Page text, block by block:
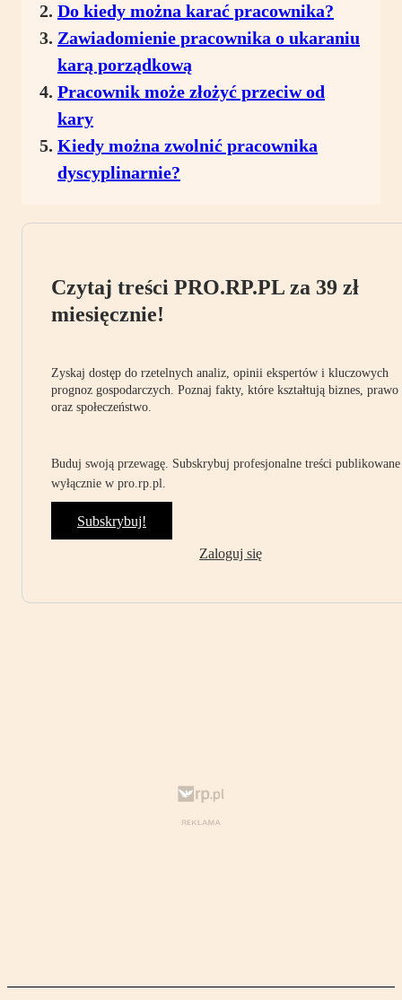
Do kiedy można karać pracownika?
Zawiadomienie pracownika o ukaraniu
karą porządkową
Pracownik może złożyć przeciw od
kary
Kiedy można zwolnić pracownika
dyscyplinarnie?
Czytaj treści PRO.RP.PL za 39 zł
miesięcznie!
Zyskaj dostęp do rzetelnych analiz, opinii ekspertów i kluczowych
prognoz gospodarczych. Poznaj fakty, które kształtują biznes, prawo
oraz społeczeństwo.
Buduj swoją przewagę. Subskrybuj profesjonalne treści publikowane
wyłącznie w pro.rp.pl.
Subskrybuj!
Zaloguj się